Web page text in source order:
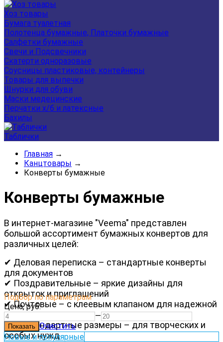
Хоз товары
Бумага туалетная
Полотенца бумажные, Платочки бумажные
Салфетки бумажные
Свечи и Подсвечники
Скатерти одноразовые
Соусницы пластиковые, контейнеры
Товары для выпечки
Шнурки для обуви
Маски медецинские
Перчатки х/б и латексные
Бахилы
Таблички
Главная →
Канцтовары →
Конверты бумажные
Конверты бумажные
В интернет-магазине "Veema" представлен
большой ассортимент бумажных конвертов для
различных целей:
✔ Деловая переписка – стандартные конверты
для документов
✔ Поздравительные – яркие дизайны для
открыток и приглашений
✔ Почтовые – с клеевым клапаном для надежной
отправки
✔ Нестандартные размеры – для творческих и
особых нужд
Подбор по параметрам
Цена,руб.
—
Очистить
Новые и популярные